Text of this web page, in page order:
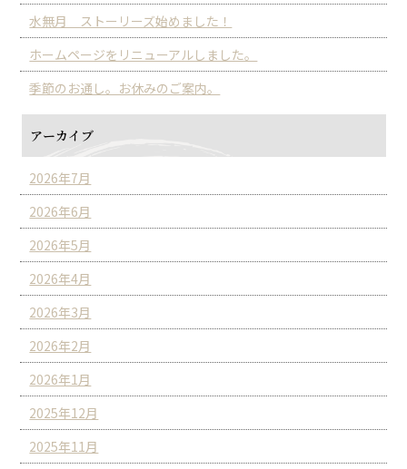
水無月 ストーリーズ始めました！
ホームページをリニューアルしました。
季節のお通し。お休みのご案内。
アーカイブ
2026年7月
2026年6月
2026年5月
2026年4月
2026年3月
2026年2月
2026年1月
2025年12月
2025年11月